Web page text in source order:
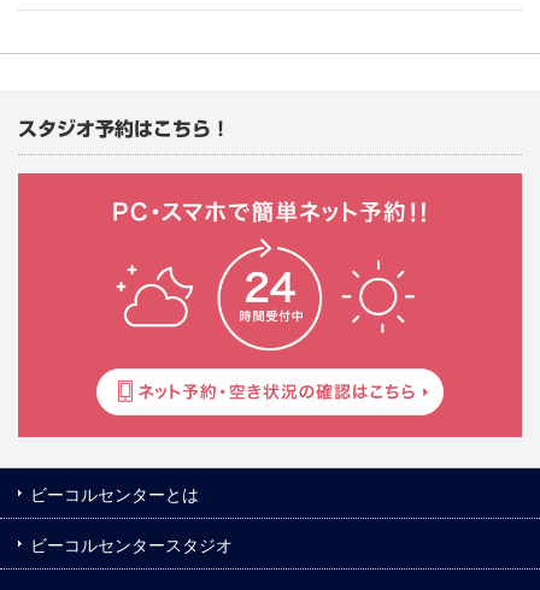
スタジオ予約はこちら！
ビーコルセンターとは
ビーコルセンタースタジオ